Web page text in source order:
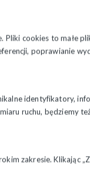
Pliki cookies to małe
poprawianie
identyfikatory,
ruchu, będziemy
zakresie. Klikając